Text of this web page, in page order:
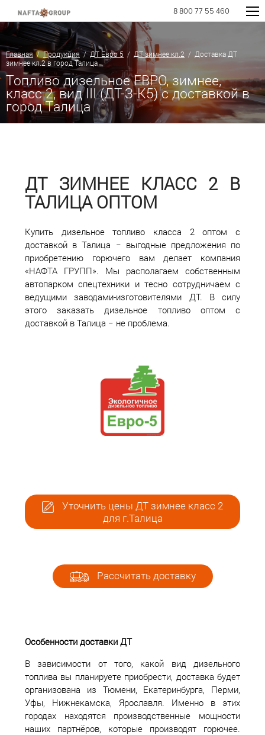
8 800 77 55 460
Главная/Продукция/ДТ Евро 5 / ДТ зимнее кл.2 / Доставка ДТ
зимнее кл.2 в город Талица
Топливо дизельное ЕВРО, зимнее,
класс 2, вид III (ДТ-З-К5) с доставкой в
город Талица
ДТ ЗИМНЕЕ КЛАСС 2 В
ТАЛИЦА ОПТОМ
Купить дизельное топливо класса 2 оптом с
доставкой в Талица − выгодные предложения по
приобретению горючего вам делает компания
«НАФТА ГРУПП». Мы располагаем собственным
автопарком спецтехники и тесно сотрудничаем с
ведущими заводами-изготовителями ДТ. В силу
этого заказать дизельное топливо оптом с
доставкой в Талица − не проблема.
Уточнить цены ДТ зимнее класс 2
для г.Талица
Рассчитать доставку
Особенности доставки ДТ
В зависимости от того, какой вид дизельного
топлива вы планируете приобрести, доставка будет
организована из Тюмени, Екатеринбурга, Перми,
Уфы, Нижнекамска, Ярославля. Именно в этих
городах находятся производственные мощности
наших партнёров, которые производят горючее.